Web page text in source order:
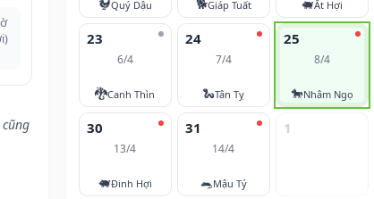
🐓Quý Dậu 🐕Giáp Tuất 🐖Ất Hợi
23
6/4
🐉Canh Thìn
24
7/4
🐍Tân Tỵ
25
8/4
🐎Nhâm Ngọ
30
13/4
🐖Đinh Hợi
31
14/4
🐀Mậu Tý
1